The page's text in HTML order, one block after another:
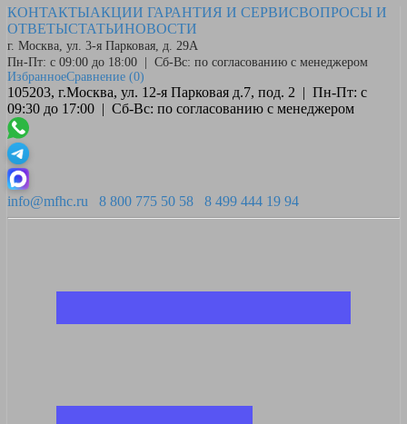
КОНТАКТЫАКЦИИ ГАРАНТИЯ И СЕРВИСВОПРОСЫ И
ОТВЕТЫСТАТЬИНОВОСТИ
г. Москва, ул. 3-я Парковая, д. 29А
Пн-Пт: с 09:00 до 18:00 | Сб-Вс: по согласованию с менеджером
ИзбранноеСравнение (0)
105203, г.Москва, ул. 12-я Парковая д.7, под. 2 | Пн-Пт: с
09:30 до 17:00 | Сб-Вс: по согласованию с менеджером
info@mfhc.ru 8 800 775 50 58 8 499 444 19 94